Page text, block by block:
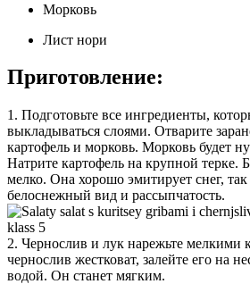
Морковь
Лист нори
Приготовление:
1. Подготовьте все ингредиенты,
выкладываться слоями. Отварите
картофель и морковь. Морковь будет
Натрите картофель на крупной терке.
мелко. Она хорошо эмитирует снег,
белоснежный вид и рассыпчатость.
2. Чернослив и лук нарежьте мелкими
чернослив жестковат, залейте его на
водой. Он станет мягким.